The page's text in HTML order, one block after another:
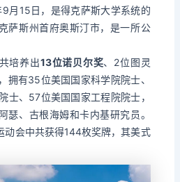
月15日，是得克萨斯大学系统的
萨斯州首府奥斯汀市，是一所公
培养出13位诺贝尔奖、2位图灵
拥有35位美国国家科学院院士、
士、57位美国国家工程院院士，
瑟、古根海姆和卡内基研究员。
动会中共获得144枚奖牌，其美式